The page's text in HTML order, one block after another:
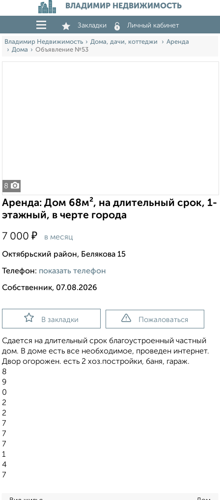
ВЛАДИМИР НЕДВИЖИМОСТЬ
Закладки Личный кабинет
Владимир Недвижимость Дома, дачи, коттеджи
Аренда
Дома
Объявление №53
8
Аренда: Дом 68м², на длительный срок, 1-
этажный, в черте города
7 000 ₽ в месяц
Октябрьский район, Белякова 15
Телефон: показать телефон
Собственник, 07.08.2026
В закладки Пожаловаться
Сдается на длительный срок благоустроенный частный
дом. В доме есть все необходимое, проведен интернет.
Двор огорожен. есть 2 хоз.постройки, баня, гараж.
8
9
0
2
2
7
7
7
1
4
7